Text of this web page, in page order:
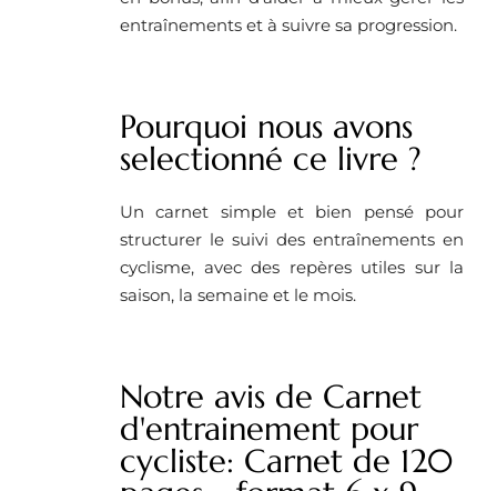
entraînements et à suivre sa progression.
Pourquoi nous avons
selectionné ce livre ? ​
Un carnet simple et bien pensé pour
structurer le suivi des entraînements en
cyclisme, avec des repères utiles sur la
saison, la semaine et le mois.
Notre avis de Carnet
d'entrainement pour
cycliste: Carnet de 120